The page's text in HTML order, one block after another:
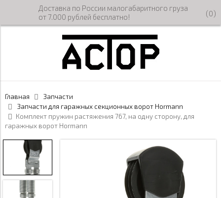
Доставка по России малогабаритного груза
от 7.000 рублей бесплатно!
(0)
Главная
Запчасти
Запчасти для гаражных секционных ворот Hormann
Комплект пружин растяжения 767, на одну сторону, для
гаражных ворот Hormann